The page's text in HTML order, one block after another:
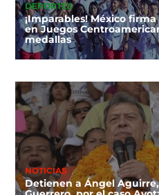
DEPORTES
¡Imparables! México
en Juegos
medallas
NOTICIAS
Detienen a Ángel